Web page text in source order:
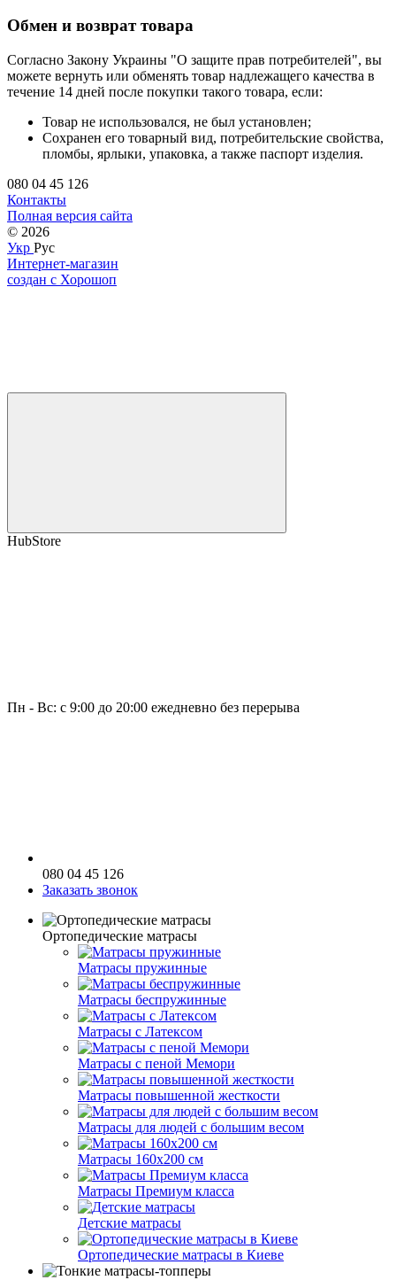
Обмен и возврат товара
Согласно Закону Украины "О защите прав потребителей", вы
можете вернуть или обменять товар надлежащего качества в
течение 14 дней после покупки такого товара, если:
Товар не использовался, не был установлен;
Сохранен его товарный вид, потребительские свойства,
пломбы, ярлыки, упаковка, а также паспорт изделия.
080 04 45 126
Контакты
Полная версия сайта
© 2026
Укр Рус
Интернет-магазин
создан с Хорошоп
HubStore
Пн - Вс: с 9:00 до 20:00 ежедневно без перерыва
080 04 45 126
Заказать звонок
Ортопедические матрасы
Матрасы пружинные
Матрасы беспружинные
Матрасы с Латексом
Матрасы с пеной Мемори
Матрасы повышенной жесткости
Матрасы для людей с большим весом
Матрасы 160х200 см
Матрасы Премиум класса
Детские матрасы
Ортопедические матрасы в Киеве